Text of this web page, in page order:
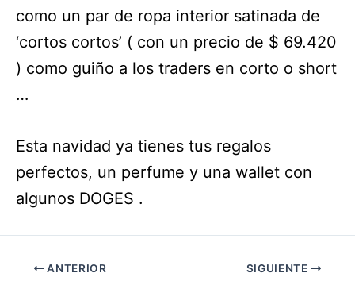
como un par de ropa interior satinada de
‘cortos cortos’ ( con un precio de $ 69.420
) como guiño a los traders en corto o short
…
Esta navidad ya tienes tus regalos
perfectos, un perfume y una wallet con
algunos DOGES .
ANTERIOR SIGUIENTE